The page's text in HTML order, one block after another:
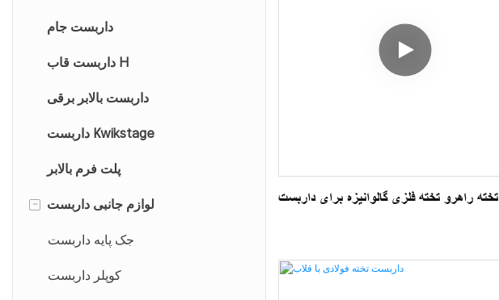
داربست جام
داربست قاب H
داربست بالابر برقی
داربست Kwikstage
پلت فرم بالابر
- لوازم جانبی داربست
جک پایه داربست
کوپلر داربست
تخته راهرو تخته فلزی گالوانیزه برای داربست